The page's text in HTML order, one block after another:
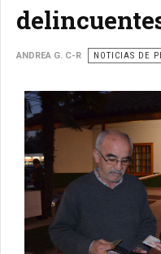
ANDREA G. C-R NOTICIAS DE